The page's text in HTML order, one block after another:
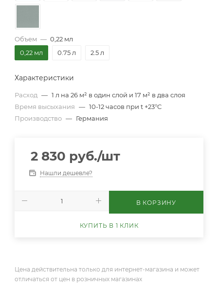
Объем — 0,22 мл
0,22 мл
0.75 л 2.5 л
Характеристики
Расход — 1 л на 26 м² в один слой и 17 м² в два слоя
Время высыхания — 10-12 часов при t +23°С
Производство — Германия
2 830 руб./шт
Нашли дешевле?
В КОРЗИНУ
КУПИТЬ В 1 КЛИК
Цена действительна только для интернет-магазина и может
отличаться от цен в розничных магазинах